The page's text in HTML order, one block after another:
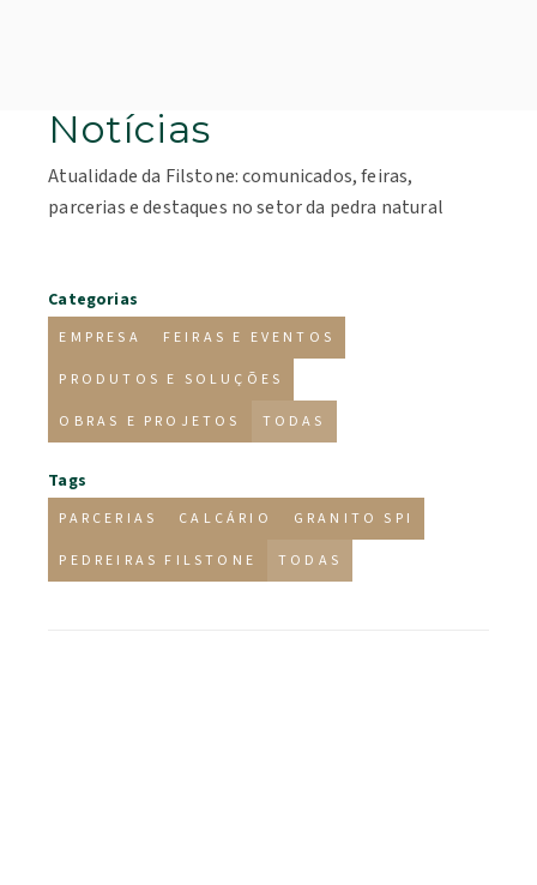
Notícias
Atualidade da Filstone: comunicados, feiras,
parcerias e destaques no setor da pedra natural
Categorias
EMPRESA FEIRAS E EVENTOS
PRODUTOS E SOLUÇÕES
OBRAS E PROJETOS TODAS
Tags
PARCERIAS CALCÁRIO GRANITO SPI
PEDREIRAS FILSTONE TODAS